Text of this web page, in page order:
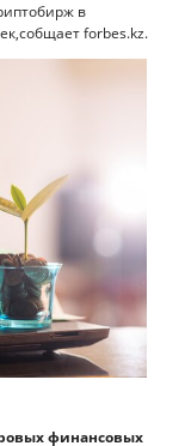
в
forbes.kz.
финансовых